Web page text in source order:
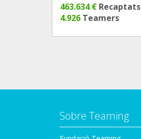
463.634 € Recaptats
4.926 Teamers
Sobre Teaming